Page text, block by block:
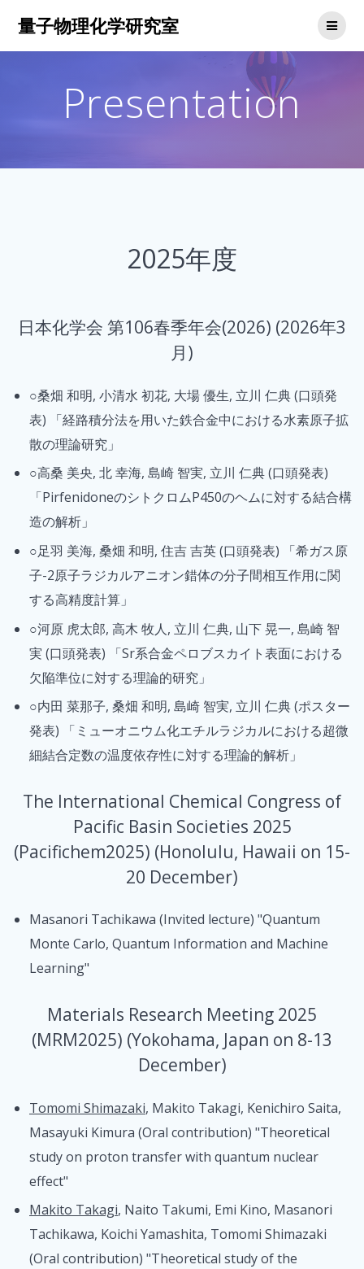
へ
量子物理化学研究室
Presentation
2025年度
日本化学会 第106春季年会(2026) (2026年3
月)
○桑畑 和明, 小清水 初花, 大場 優生, 立川 仁典 (口頭発
表) 「経路積分法を用いた鉄合金中における水素原子拡
散の理論研究」
○高桑 美央, 北 幸海, 島崎 智実, 立川 仁典 (口頭発表)
「PirfenidoneのシトクロムP450のヘムに対する結合構
造の解析」
○足羽 美海, 桑畑 和明, 住吉 吉英 (口頭発表) 「希ガス原
子-2原子ラジカルアニオン錯体の分子間相互作用に関
する高精度計算」
○河原 虎太郎, 高木 牧人, 立川 仁典, 山下 晃一, 島崎 智
実 (口頭発表) 「Sr系合金ペロブスカイト表面における
欠陥準位に対する理論的研究」
○内田 菜那子, 桑畑 和明, 島崎 智実, 立川 仁典 (ポスター
発表) 「ミューオニウム化エチルラジカルにおける超微
細結合定数の温度依存性に対する理論的解析」
The International Chemical Congress of
Pacific Basin Societies 2025
(Pacifichem2025) (Honolulu, Hawaii on 15-
20 December)
Masanori Tachikawa (Invited lecture) "Quantum
Monte Carlo, Quantum Information and Machine
Learning"
Materials Research Meeting 2025
(MRM2025) (Yokohama, Japan on 8-13
December)
Tomomi Shimazaki, Makito Takagi, Kenichiro Saita,
Masayuki Kimura (Oral contribution) "Theoretical
study on proton transfer with quantum nuclear
effect"
Makito Takagi, Naito Takumi, Emi Kino, Masanori
Tachikawa, Koichi Yamashita, Tomomi Shimazaki
(Oral contribution) "Theoretical study of the